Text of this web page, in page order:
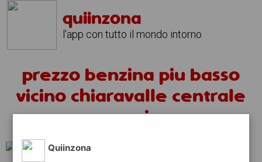
quiinzona
l'app con tutto il mondo intorno
prezzo benzina piu basso
vicino chiaravalle centrale
oggi
Quiinzona